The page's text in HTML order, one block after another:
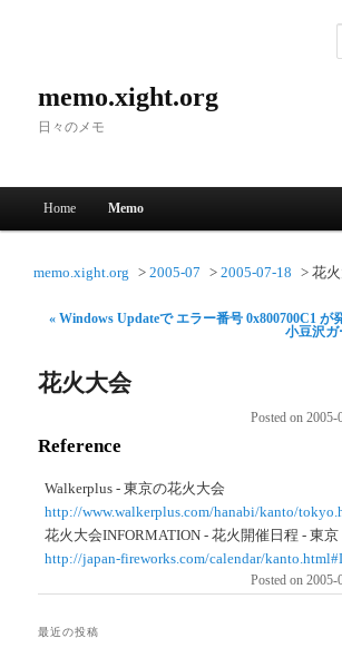
memo.xight.org
日々のメモ
Skip to primary content
Skip to secondary content
Home Memo
memo.xight.org 2005-07 2005-07-18 花
« Windows Updateで エラー番号 0x800700C1 が
小豆沢ガ
花火大会
Posted on 2005-
Reference
Walkerplus - 東京の花火大会
http://www.walkerplus.com/hanabi/kanto/
花火大会INFORMATION - 花火開催日程 - 東京
http://japan-fireworks.com/calendar/
Posted on 2005-
最近の投稿